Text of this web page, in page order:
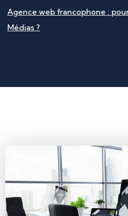
Agence web francophone :
Médias ?